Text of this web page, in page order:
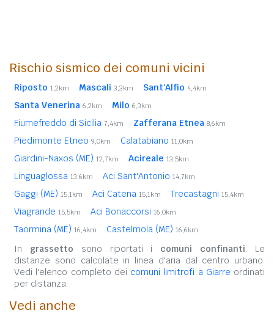
Rischio sismico dei comuni vicini
Riposto 1,2km Mascali 3,3km Sant'Alfio 4,4km
Santa Venerina 6,2km Milo 6,3km
Fiumefreddo di Sicilia 7,4km Zafferana Etnea 8,6km
Piedimonte Etneo 9,0km Calatabiano 11,0km
Giardini-Naxos (ME) 12,7km Acireale 13,5km
Linguaglossa 13,6km Aci Sant'Antonio 14,7km
Gaggi (ME) 15,1km Aci Catena 15,1km Trecastagni 15,4km
Viagrande 15,5km Aci Bonaccorsi 16,0km
Taormina (ME) 16,4km Castelmola (ME) 16,6km
In grassetto sono riportati i comuni confinanti. Le
distanze sono calcolate in linea d'aria dal centro urbano.
Vedi l'elenco completo dei comuni limitrofi a Giarre ordinati
per distanza.
Vedi anche